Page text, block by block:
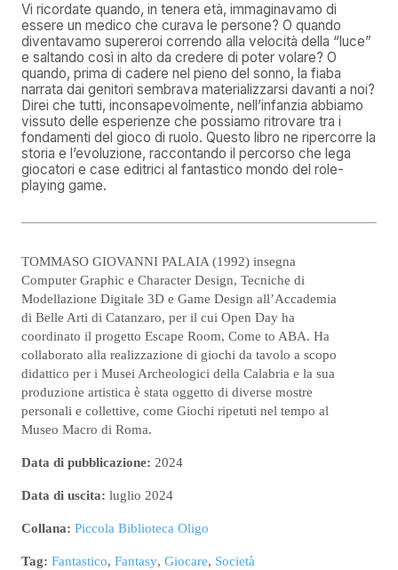
Vi ricordate quando, in tenera età, immaginavamo di
essere un medico che curava le persone? O quando
diventavamo supereroi correndo alla velocità della “luce”
e saltando così in alto da credere di poter volare? O
quando, prima di cadere nel pieno del sonno, la fiaba
narrata dai genitori sembrava materializzarsi davanti a noi?
Direi che tutti, inconsapevolmente, nell’infanzia abbiamo
vissuto delle esperienze che possiamo ritrovare tra i
fondamenti del gioco di ruolo. Questo libro ne ripercorre la
storia e l’evoluzione, raccontando il percorso che lega
giocatori e case editrici al fantastico mondo del role-
playing game.
TOMMASO GIOVANNI PALAIA (1992) insegna
Computer Graphic e Character Design, Tecniche di
Modellazione Digitale 3D e Game Design all’Accademia
di Belle Arti di Catanzaro, per il cui Open Day ha
coordinato il progetto Escape Room, Come to ABA. Ha
collaborato alla realizzazione di giochi da tavolo a scopo
didattico per i Musei Archeologici della Calabria e la sua
produzione artistica è stata oggetto di diverse mostre
personali e collettive, come Giochi ripetuti nel tempo al
Museo Macro di Roma.
Data di pubblicazione: 2024
Data di uscita: luglio 2024
Collana: Piccola Biblioteca Oligo
Tag: Fantastico, Fantasy, Giocare, Società